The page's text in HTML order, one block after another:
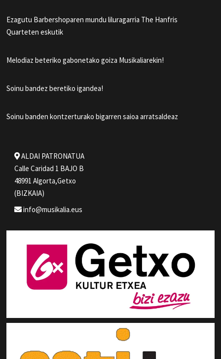
Ezagutu Barbershoparen mundu liluragarria The Hanfris
Quarteten eskutik
Melodiaz beteriko gabonetako goiza Musikaliarekin!
Soinu bandez beretiko igandea!
Soinu banden kontzerturako bigarren saioa arratsaldeaz
ALDAI PATRONATUA
Calle Caridad 1 BAJO B
48991 Algorta,Getxo
(BIZKAIA)
info@musikalia.eus